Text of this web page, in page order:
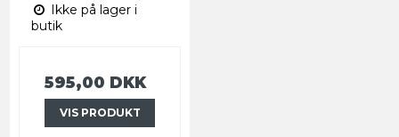
Ikke på lager i
butik
595,00 DKK
VIS PRODUKT